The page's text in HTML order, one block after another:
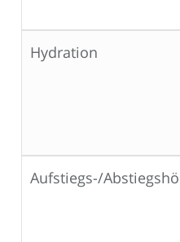
Hydration
Aufstiegs-/